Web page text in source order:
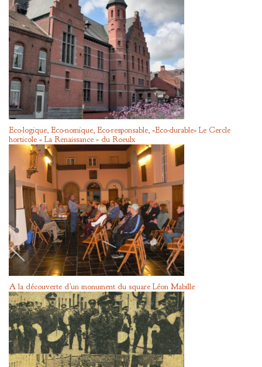
Eco-logique, Eco-nomique, Eco-responsable, «Eco-durable» Le Cercle
horticole « La Renaissance » du Roeulx
A la découverte d’un monument du square Léon Mabille